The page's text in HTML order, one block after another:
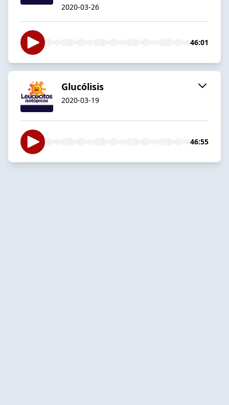
2020-03-26
46:01
Glucólisis
2020-03-19
46:55